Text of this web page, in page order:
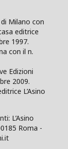
Milano con
editrice
1997.
con il n.
Edizioni
2009.
L’Asino
L’Asino
Roma -